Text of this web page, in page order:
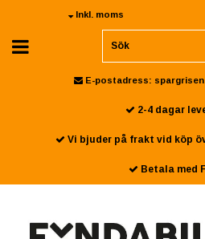
Inkl. moms
E-postadress:
2-4 dagar
Vi bjuder på frakt vid köp
Betala med